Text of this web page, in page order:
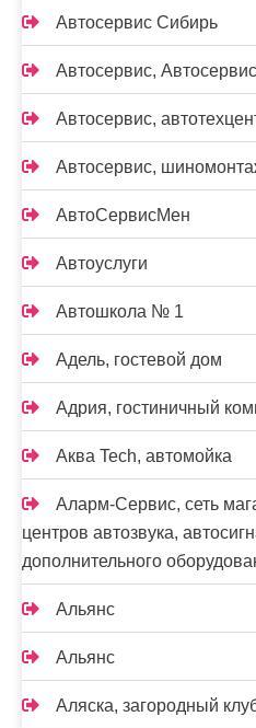
Автосервис Сибирь
Автосервис, Автосервис
Автосервис,
Автосервис,
АвтоСервисМен
Автоуслуги
Автошкола № 1
Адель, гостевой дом
Адрия, гостиничный
Аква Tech, автомойка
Аларм-Сервис, сеть
центров автозвука,
дополнительного
Альянс
Альянс
Аляска, загородный